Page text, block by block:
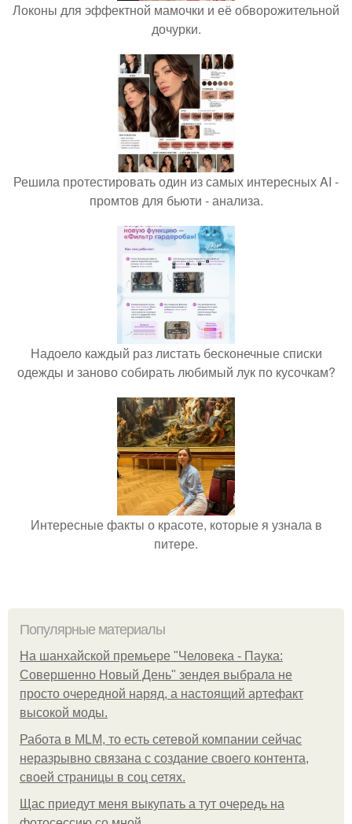
Локоны для эффектной мамочки и её обворожительной
дочурки.
Решила протестировать один из самых интересных AI -
промтов для бьюти - анализа.
Надоело каждый раз листать бесконечные списки
одежды и заново собирать любимый лук по кусочкам?
Интересные факты о красоте, которые я узнала в
питере.
Популярные материалы
На шанхайской премьере "Человека - Паука:
Совершенно Новый День" зендея выбрала не
просто очередной наряд, а настоящий артефакт
высокой моды.
Работа в MLM, то есть сетевой компании сейчас
неразрывно связана с создание своего контента,
своей страницы в соц сетях.
Щас приедут меня выкупать а тут очередь на